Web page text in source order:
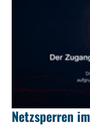
Netzsperren